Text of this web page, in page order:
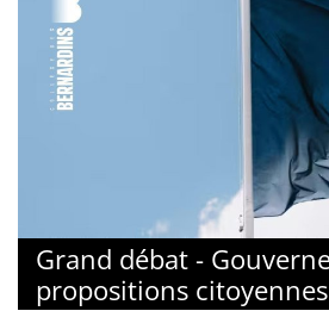
Grand débat -
propositions